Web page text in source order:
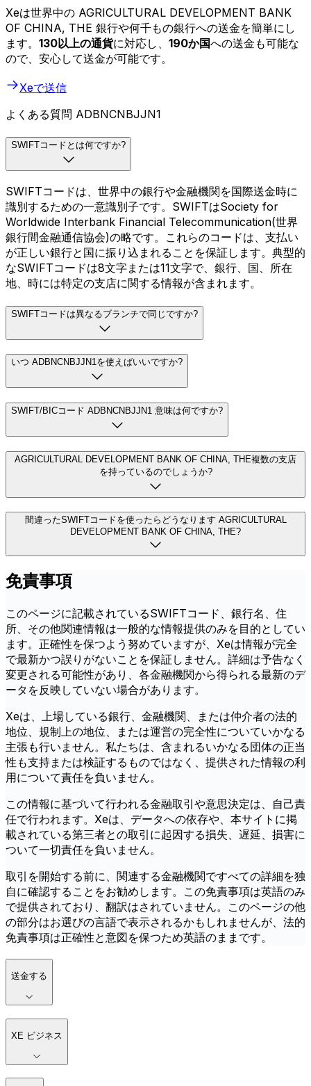
Xeは世界中の AGRICULTURAL DEVELOPMENT BANK
OF CHINA, THE 銀行や何千もの銀行への送金を簡単にし
ます。 130以上の通貨に対応し、 190か国への送金も可能な
ので、安心して送金が可能です。
Xeで送信
よくある質問 ADBNCNBJJN1
SWIFTコードとは何ですか?
SWIFTコードは、世界中の銀行や金融機関を国際送金時に
識別するための一意識別子です。SWIFTはSociety for
Worldwide Interbank Financial Telecommunication(世界
銀行間金融通信協会)の略です。これらのコードは、支払い
が正しい銀行と国に振り込まれることを保証します。典型的
なSWIFTコードは8文字または11文字で、銀行、国、所在
地、時には特定の支店に関する情報が含まれます。
SWIFTコードは異なるブランチで同じですか?
いつ ADBNCNBJJN1を使えばいいですか?
SWIFT/BICコード ADBNCNBJJN1 意味は何ですか?
AGRICULTURAL DEVELOPMENT BANK OF CHINA, THE複数の支店
を持っているのでしょうか?
間違ったSWIFTコードを使ったらどうなります AGRICULTURAL
DEVELOPMENT BANK OF CHINA, THE?
免責事項
このページに記載されているSWIFTコード、銀行名、住
所、その他関連情報は一般的な情報提供のみを目的としてい
ます。正確性を保つよう努めていますが、Xeは情報が完全
で最新かつ誤りがないことを保証しません。詳細は予告なく
変更される可能性があり、各金融機関から得られる最新のデ
ータを反映していない場合があります。
Xeは、上場している銀行、金融機関、または仲介者の法的
地位、規制上の地位、または運営の完全性についていかなる
主張も行いません。私たちは、含まれるいかなる団体の正当
性も支持または検証するものではなく、提供された情報の利
用について責任を負いません。
この情報に基づいて行われる金融取引や意思決定は、自己責
任で行われます。Xeは、データへの依存や、本サイトに掲
載されている第三者との取引に起因する損失、遅延、損害に
ついて一切責任を負いません。
取引を開始する前に、関連する金融機関ですべての詳細を独
自に確認することをお勧めします。この免責事項は英語のみ
で提供されており、翻訳はされていません。このページの他
の部分はお選びの言語で表示されるかもしれませんが、法的
免責事項は正確性と意図を保つため英語のままです。
送金する
XE ビジネス